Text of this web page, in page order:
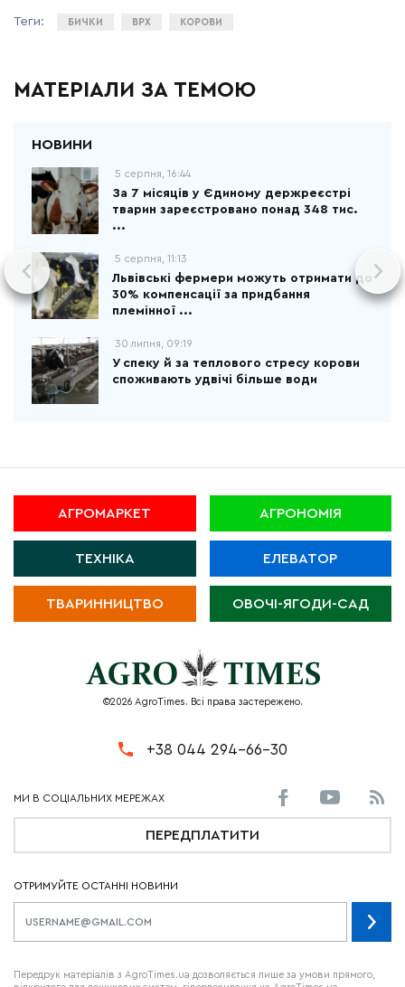
БИЧКИ ВРХ КОРОВИ
МАТЕРІАЛИ ЗА ТЕМОЮ
5 серпня, 16:44
За 7 місяців у Єдиному держреєстрі
тварин зареєстровано понад 348 тис.
...
5 серпня, 11:13
Львівські фермери можуть отримати до
30% компенсації за придбання
племінної ...
30 липня, 09:19
У спеку й за теплового стресу корови
споживають удвічі більше води
АГРОМАРКЕТ АГРОНОМІЯ
ТЕХНІКА ЕЛЕВАТОР
ТВАРИННИЦТВО ОВОЧІ-ЯГОДИ-САД
©2026 AgroTimes. Всі права застережено.
+38 044 294-66-30
ПЕРЕДПЛАТИТИ
ОТРИМУЙТЕ ОСТАННІ НОВИНИ
Передрук матеріалів з AgroTimes.ua дозволяється лише за умови прямого,